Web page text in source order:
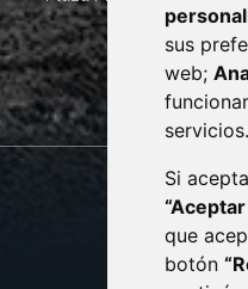
sus
web;
servicios.
Si
que
botón
· (34)
CONTACTO